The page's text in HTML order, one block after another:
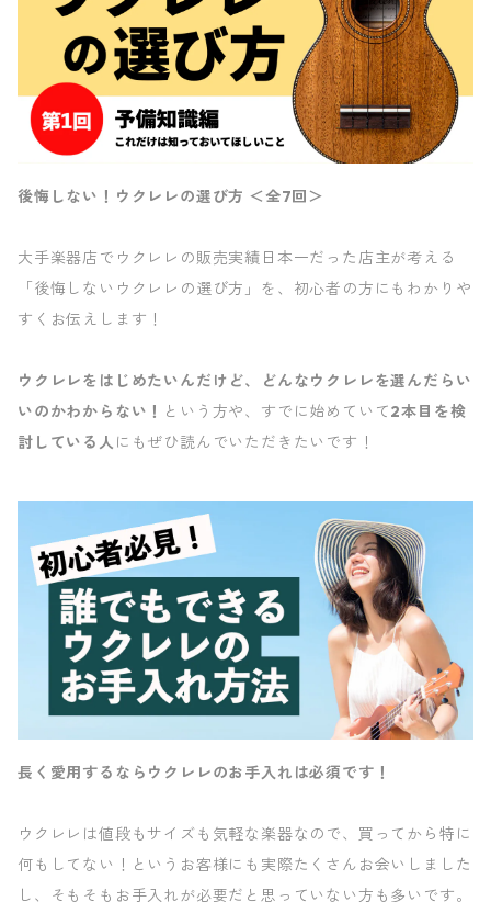
後悔しない！ウクレレの選び方 ＜全7回＞
大手楽器店でウクレレの販売実績日本一だった店主が考える
「後悔しないウクレレの選び方」を、初心者の方にもわかりや
すくお伝えします！
ウクレレをはじめたいんだけど、どんなウクレレを選んだらい
いのかわからない！ という方や、すでに始めていて2本目を検
討している人 にもぜひ読んでいただきたいです！
長く愛用するならウクレレのお手入れは必須です！
ウクレレは値段もサイズも気軽な楽器なので、買ってから特に
何もしてない！というお客様にも実際たくさんお会いしました
し、そもそもお手入れが必要だと思っていない方も多いです。